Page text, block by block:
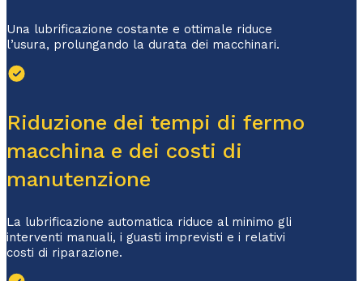
Una lubrificazione costante e ottimale riduce
l’usura, prolungando la durata dei macchinari.
Riduzione dei tempi di fermo
macchina e dei costi di
manutenzione
La lubrificazione automatica riduce al minimo gli
interventi manuali, i guasti imprevisti e i relativi
costi di riparazione.